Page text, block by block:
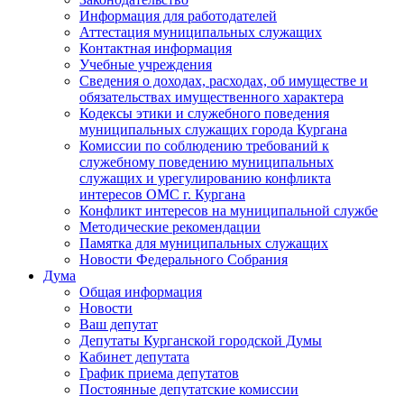
Информация для работодателей
Аттестация муниципальных служащих
Контактная информация
Учебные учреждения
Сведения о доходах, расходах, об имуществе и
обязательствах имущественного характера
Кодексы этики и служебного поведения
муниципальных служащих города Кургана
Комиссии по соблюдению требований к
служебному поведению муниципальных
служащих и урегулированию конфликта
интересов ОМС г. Кургана
Конфликт интересов на муниципальной службе
Методические рекомендации
Памятка для муниципальных служащих
Новости Федерального Cобрания
Дума
Общая информация
Новости
Ваш депутат
Депутаты Курганской городской Думы
Кабинет депутата
График приема депутатов
Постоянные депутатские комиссии